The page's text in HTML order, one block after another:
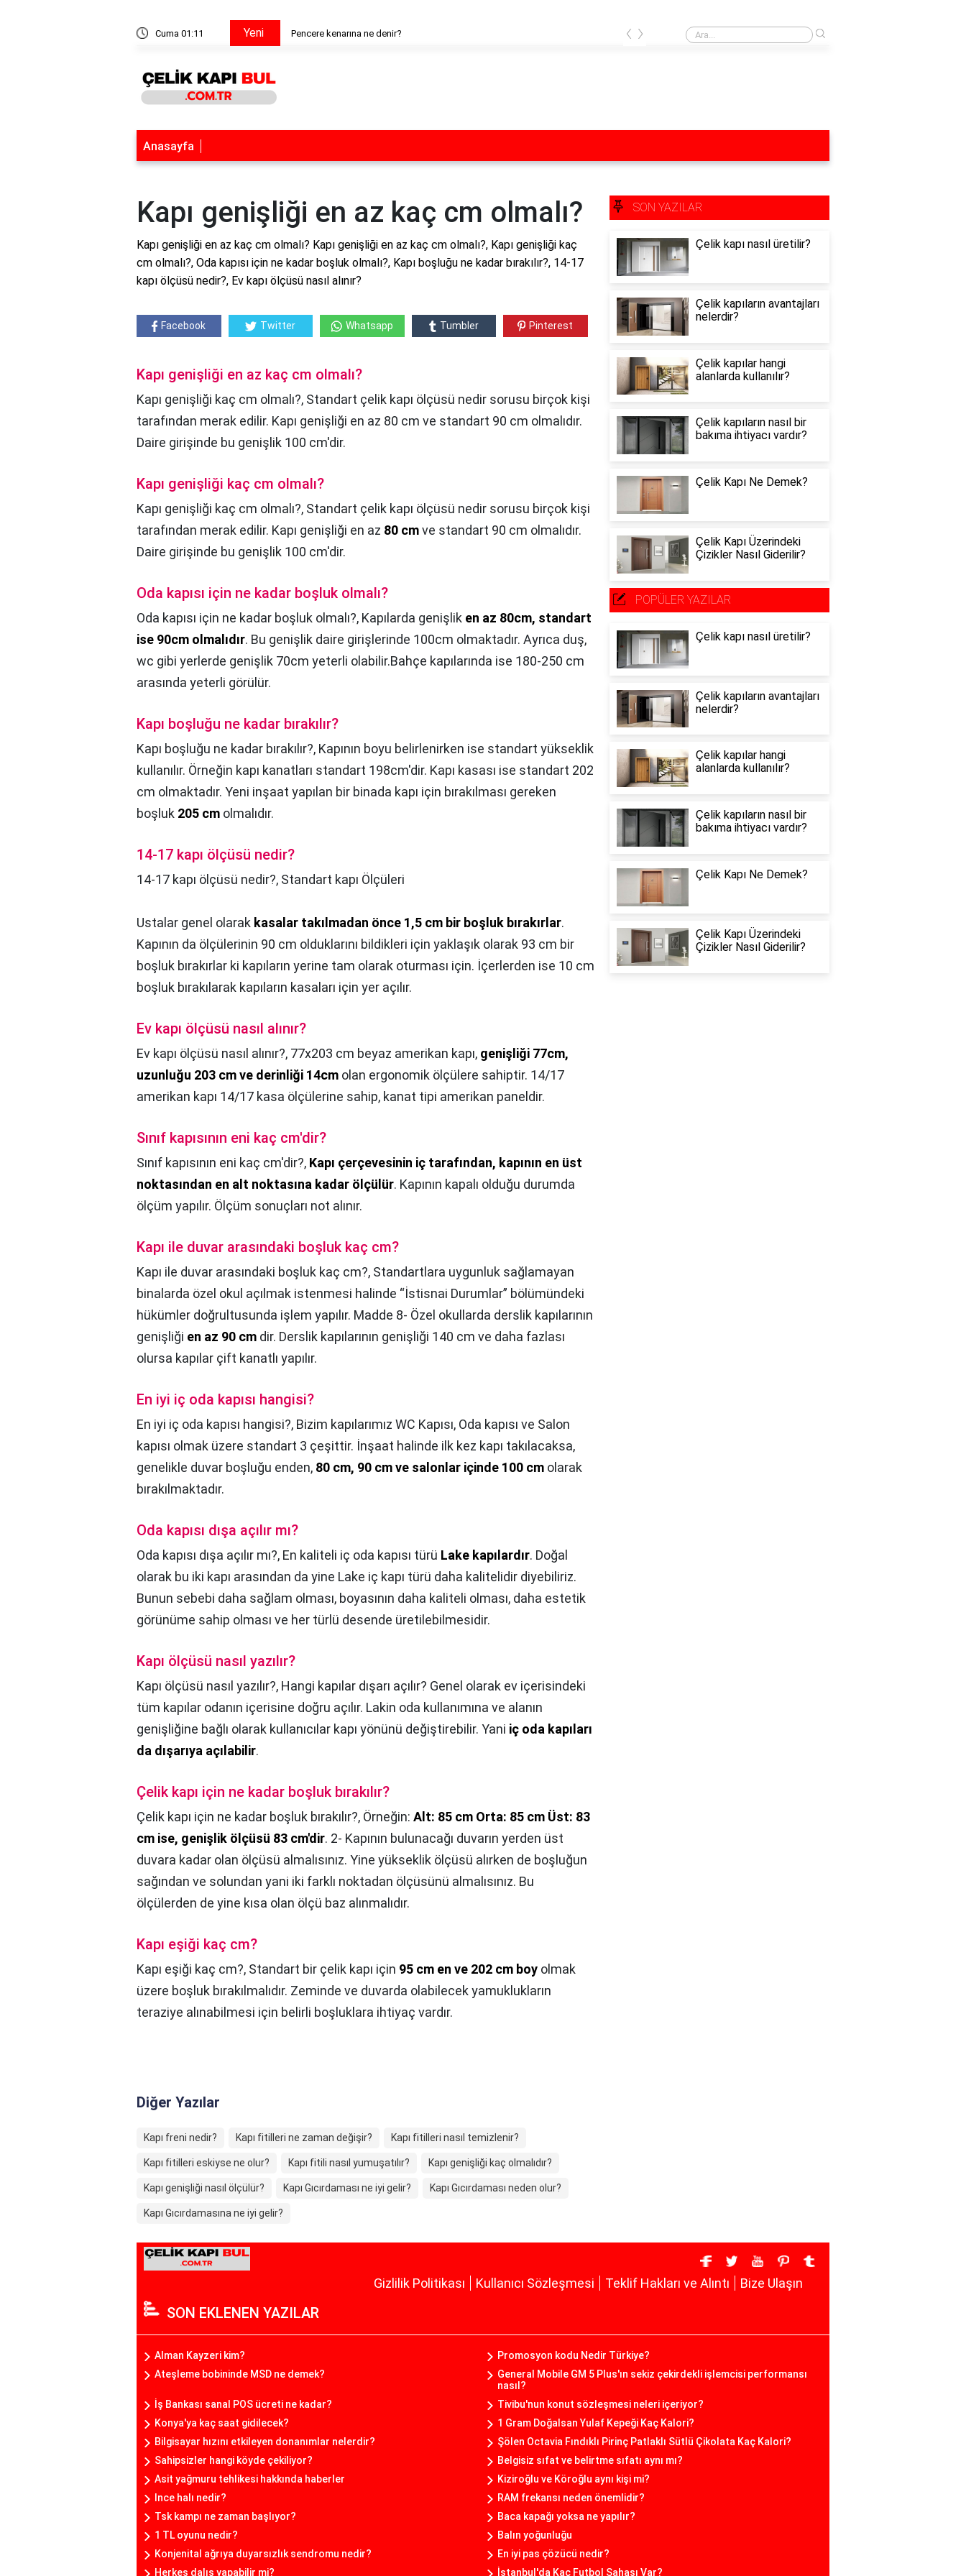
Cuma 01:11 Yeni Pencere kenarına ne denir? Yağ lekesi yağlı mutfak dolapları neyle silinir?
‹ ›
Anasayfa
Kapı genişliği en az kaç cm olmalı?
Kapı genişliği en az kaç cm olmalı? Kapı genişliği en az kaç cm olmalı?, Kapı genişliği kaç
cm olmalı?, Oda kapısı için ne kadar boşluk olmalı?, Kapı boşluğu ne kadar bırakılır?, 14-17
kapı ölçüsü nedir?, Ev kapı ölçüsü nasıl alınır?
Facebook Twitter Whatsapp Tumbler Pinterest
Kapı genişliği en az kaç cm olmalı?
Kapı genişliği kaç cm olmalı?, Standart çelik kapı ölçüsü nedir sorusu birçok kişi
tarafından merak edilir. Kapı genişliği en az 80 cm ve standart 90 cm olmalıdır.
Daire girişinde bu genişlik 100 cm'dir.
Kapı genişliği kaç cm olmalı?
Kapı genişliği kaç cm olmalı?, Standart çelik kapı ölçüsü nedir sorusu birçok kişi
tarafından merak edilir. Kapı genişliği en az 80 cmve standart 90 cm olmalıdır.
Daire girişinde bu genişlik 100 cm'dir.
Oda kapısı için ne kadar boşluk olmalı?
Oda kapısı için ne kadar boşluk olmalı?, Kapılarda genişlik en az 80cm, standart
ise 90cm olmalıdır. Bu genişlik daire girişlerinde 100cm olmaktadır. Ayrıca duş,
wc gibi yerlerde genişlik 70cm yeterli olabilir.Bahçe kapılarında ise 180-250 cm
arasında yeterli görülür.
Kapı boşluğu ne kadar bırakılır?
Kapı boşluğu ne kadar bırakılır?, Kapının boyu belirlenirken ise standart yükseklik
kullanılır. Örneğin kapı kanatları standart 198cm'dir. Kapı kasası ise standart 202
cm olmaktadır. Yeni inşaat yapılan bir binada kapı için bırakılması gereken
boşluk 205 cm olmalıdır.
14-17 kapı ölçüsü nedir?
14-17 kapı ölçüsü nedir?, Standart kapı Ölçüleri
Ustalar genel olarak kasalar takılmadan önce 1,5 cm bir boşluk bırakırlar.
Kapının da ölçülerinin 90 cm olduklarını bildikleri için yaklaşık olarak 93 cm bir
boşluk bırakırlar ki kapıların yerine tam olarak oturması için. İçerlerden ise 10 cm
boşluk bırakılarak kapıların kasaları için yer açılır.
Ev kapı ölçüsü nasıl alınır?
Ev kapı ölçüsü nasıl alınır?, 77x203 cm beyaz amerikan kapı, genişliği 77cm,
uzunluğu 203 cm ve derinliği 14cm olan ergonomik ölçülere sahiptir. 14/17
amerikan kapı 14/17 kasa ölçülerine sahip, kanat tipi amerikan paneldir.
Sınıf kapısının eni kaç cm'dir?
Sınıf kapısının eni kaç cm'dir?, Kapı çerçevesinin iç tarafından, kapının en üst
noktasından en alt noktasına kadar ölçülür. Kapının kapalı olduğu durumda
ölçüm yapılır. Ölçüm sonuçları not alınır.
Kapı ile duvar arasındaki boşluk kaç cm?
Kapı ile duvar arasındaki boşluk kaç cm?, Standartlara uygunluk sağlamayan
binalarda özel okul açılmak istenmesi halinde “İstisnai Durumlar” bölümündeki
hükümler doğrultusunda işlem yapılır. Madde 8- Özel okullarda derslik kapılarının
genişliği en az 90 cm dir. Derslik kapılarının genişliği 140 cm ve daha fazlası
olursa kapılar çift kanatlı yapılır.
En iyi iç oda kapısı hangisi?
En iyi iç oda kapısı hangisi?, Bizim kapılarımız WC Kapısı, Oda kapısı ve Salon
kapısı olmak üzere standart 3 çeşittir. İnşaat halinde ilk kez kapı takılacaksa,
genelikle duvar boşluğu enden, 80 cm, 90 cm ve salonlar içinde 100 cm olarak
bırakılmaktadır.
Oda kapısı dışa açılır mı?
Oda kapısı dışa açılır mı?, En kaliteli iç oda kapısı türü Lake kapılardır. Doğal
olarak bu iki kapı arasından da yine Lake iç kapı türü daha kalitelidir diyebiliriz.
Bunun sebebi daha sağlam olması, boyasının daha kaliteli olması, daha estetik
görünüme sahip olması ve her türlü desende üretilebilmesidir.
Kapı ölçüsü nasıl yazılır?
Kapı ölçüsü nasıl yazılır?, Hangi kapılar dışarı açılır? Genel olarak ev içerisindeki
tüm kapılar odanın içerisine doğru açılır. Lakin oda kullanımına ve alanın
genişliğine bağlı olarak kullanıcılar kapı yönünü değiştirebilir. Yani iç oda kapıları
da dışarıya açılabilir.
Çelik kapı için ne kadar boşluk bırakılır?
Çelik kapı için ne kadar boşluk bırakılır?, Örneğin: Alt: 85 cm Orta: 85 cm Üst: 83
cm ise, genişlik ölçüsü 83 cm'dir. 2- Kapının bulunacağı duvarın yerden üst
duvara kadar olan ölçüsü almalısınız. Yine yükseklik ölçüsü alırken de boşluğun
sağından ve solundan yani iki farklı noktadan ölçüsünü almalısınız. Bu
ölçülerden de yine kısa olan ölçü baz alınmalıdır.
Kapı eşiği kaç cm?
Kapı eşiği kaç cm?, Standart bir çelik kapı için 95 cm en ve 202 cm boy olmak
üzere boşluk bırakılmalıdır. Zeminde ve duvarda olabilecek yamuklukların
teraziye alınabilmesi için belirli boşluklara ihtiyaç vardır.
Diğer Yazılar
Kapı freni nedir? Kapı fitilleri ne zaman değişir? Kapı fitilleri nasıl temizlenir?
Kapı fitilleri eskiyse ne olur? Kapı fitili nasıl yumuşatılır? Kapı genişliği kaç olmalıdır?
Kapı genişliği nasıl ölçülür? Kapı Gıcırdaması ne iyi gelir? Kapı Gıcırdaması neden olur?
Kapı Gıcırdamasına ne iyi gelir?
SON YAZILAR
Çelik kapı nasıl üretilir?
Çelik kapıların avantajları
nelerdir?
Çelik kapılar hangi
alanlarda kullanılır?
Çelik kapıların nasıl bir
bakıma ihtiyacı vardır?
Çelik Kapı Ne Demek?
Çelik Kapı Üzerindeki
Çizikler Nasıl Giderilir?
POPÜLER YAZILAR
Çelik kapı nasıl üretilir?
Çelik kapıların avantajları
nelerdir?
Çelik kapılar hangi
alanlarda kullanılır?
Çelik kapıların nasıl bir
bakıma ihtiyacı vardır?
Çelik Kapı Ne Demek?
Çelik Kapı Üzerindeki
Çizikler Nasıl Giderilir?
Gizlilik Politikası Kullanıcı Sözleşmesi Teklif Hakları ve Alıntı Bize Ulaşın
SON EKLENEN YAZILAR
Alman Kayzeri kim?
Promosyon kodu Nedir Türkiye?
Ateşleme bobininde MSD ne demek?
General Mobile GM 5 Plus'ın sekiz çekirdekli işlemcisi performansı
nasıl?
İş Bankası sanal POS ücreti ne kadar?
Tivibu'nun konut sözleşmesi neleri içeriyor?
Konya'ya kaç saat gidilecek?
1 Gram Doğalsan Yulaf Kepeği Kaç Kalori?
Bilgisayar hızını etkileyen donanımlar nelerdir?
Şölen Octavia Fındıklı Pirinç Patlaklı Sütlü Çikolata Kaç Kalori?
Sahipsizler hangi köyde çekiliyor?
Belgisiz sıfat ve belirtme sıfatı aynı mı?
Asit yağmuru tehlikesi hakkında haberler
Kiziroğlu ve Köroğlu aynı kişi mi?
Ince halı nedir?
RAM frekansı neden önemlidir?
Tsk kampı ne zaman başlıyor?
Baca kapağı yoksa ne yapılır?
1 TL oyunu nedir?
Balın yoğunluğu
Konjenital ağrıya duyarsızlık sendromu nedir?
En iyi pas çözücü nedir?
Herkes dalış yapabilir mi?
İstanbul'da Kaç Futbol Sahası Var?